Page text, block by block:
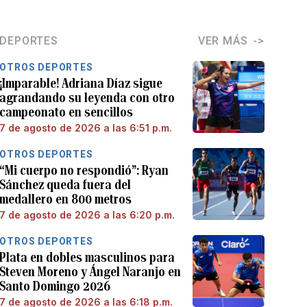
DEPORTES VER MÁS
OTROS DEPORTES
¡Imparable! Adriana Díaz sigue
agrandando su leyenda con otro
campeonato en sencillos
7 de agosto de 2026 a las 6:51 p.m.
OTROS DEPORTES
“Mi cuerpo no respondió”: Ryan
Sánchez queda fuera del
medallero en 800 metros
7 de agosto de 2026 a las 6:20 p.m.
OTROS DEPORTES
Plata en dobles masculinos para
Steven Moreno y Ángel Naranjo en
Santo Domingo 2026
7 de agosto de 2026 a las 6:18 p.m.